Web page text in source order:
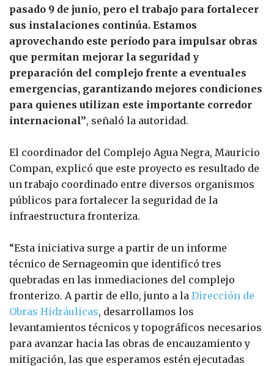
pasado 9 de junio, pero el trabajo para fortalecer
sus instalaciones continúa. Estamos
aprovechando este período para impulsar obras
que permitan mejorar la seguridad y
preparación del complejo frente a eventuales
emergencias, garantizando mejores condiciones
para quienes utilizan este importante corredor
internacional”, señaló la autoridad.
El coordinador del Complejo Agua Negra, Mauricio
Compan, explicó que este proyecto es resultado de
un trabajo coordinado entre diversos organismos
públicos para fortalecer la seguridad de la
infraestructura fronteriza.
“Esta iniciativa surge a partir de un informe
técnico de Sernageomin que identificó tres
quebradas en las inmediaciones del complejo
fronterizo. A partir de ello, junto a la Dirección de
Obras Hidráulicas, desarrollamos los
levantamientos técnicos y topográficos necesarios
para avanzar hacia las obras de encauzamiento y
mitigación, las que esperamos estén ejecutadas